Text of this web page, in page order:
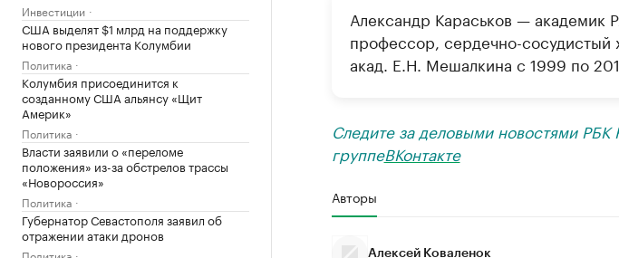
Инвестиции
США выделят $1 млрд на поддержку
нового президента Колумбии
Политика
Колумбия присоединится к
созданному США альянсу «Щит
Америк»
Политика
Власти заявили о «переломе
положения» из-за обстрелов трассы
«Новороссия»
Политика
Губернатор Севастополя заявил об
отражении атаки дронов
Александр Караськов — академик
профессор, сердечно-сосудистый
акад. Е.Н. Мешалкина с 1999 по
Следите за деловыми новостями РБК
группеВКонтакте
Авторы
Алексей Коваленок